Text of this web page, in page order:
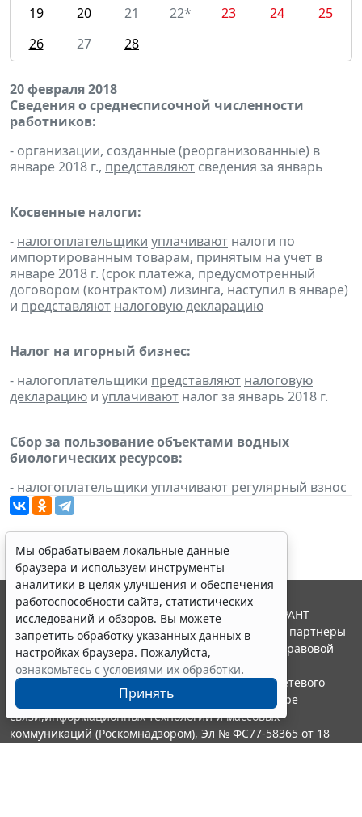
19
20 21 22* 23 24
25
26
27 28
20 февраля 2018
Сведения о среднесписочной численности
работников:
- организации, созданные (реорганизованные) в
январе 2018 г., представляют сведения за январь
Косвенные налоги:
- налогоплательщики уплачивают налоги по
импортированным товарам, принятым на учет в
январе 2018 г. (срок платежа, предусмотренный
договором (контрактом) лизинга, наступил в январе)
и представляют налоговую декларацию
Налог на игорный бизнес:
- налогоплательщики представляют налоговую
декларацию и уплачивают налог за январь 2018 г.
Сбор за пользование объектами водных
биологических ресурсов:
- налогоплательщики уплачивают регулярный взнос
Мы обрабатываем локальные данные
браузера и используем инструменты
аналитики в целях улучшения и обеспечения
работоспособности сайта, статистических
исследований и обзоров. Вы можете
запретить обработку указанных данных в
настройках браузера. Пожалуйста,
ознакомьтесь с условиями их обработки.
Принять
© ООО "НПП "ГАРАНТ-СЕРВИС", 2026. Система ГАРАНТ
выпускается с 1990 года. Компания "Гарант" и ее партнеры
являются участниками Российской ассоциации правовой
информации ГАРАНТ.
Портал ГАРАНТ.РУ зарегистрирован в качестве сетевого
издания Федеральной службой по надзору в сфере
связи,информационных технологий и массовых
коммуникаций (Роскомнадзором), Эл № ФС77-58365 от 18